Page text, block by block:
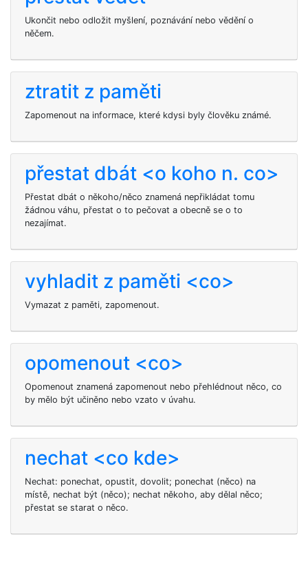
Ukončit nebo odložit myšlení, poznávání nebo vědění o
něčem.
ztratit z paměti
Zapomenout na informace, které kdysi byly člověku známé.
přestat dbát <o koho n. co>
Přestat dbát o někoho/něco znamená nepřikládat tomu
žádnou váhu, přestat o to pečovat a obecně se o to
nezajímat.
vyhladit z paměti <co>
Vymazat z paměti, zapomenout.
opomenout <co>
Opomenout znamená zapomenout nebo přehlédnout něco, co
by mělo být učiněno nebo vzato v úvahu.
nechat <co kde>
Nechat: ponechat, opustit, dovolit; ponechat (něco) na
místě, nechat být (něco); nechat někoho, aby dělal něco;
přestat se starat o něco.